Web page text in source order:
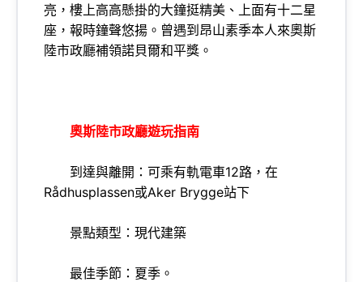
亮，樓上高高懸掛的大鐘挺精美、上面有十二星
座，報時鐘聲悠揚。曾遇到昂山素季本人來奧斯
陸市政廳補領諾貝爾和平獎。
奧斯陸市政廳遊玩指南
到達與離開：可乘有軌電車12路，在
Rådhusplassen或Aker Brygge站下
景點類型：現代建築
最佳季節：夏季。